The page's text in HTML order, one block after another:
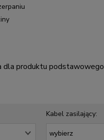
dla produktu podstawowego
Kabel zasilający: